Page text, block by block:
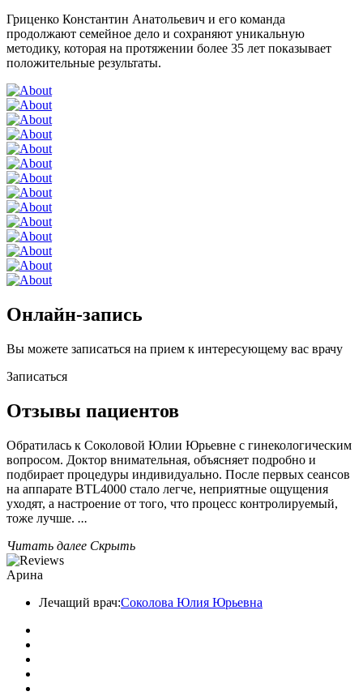
Гриценко Константин Анатольевич и его команда
продолжают семейное дело и сохраняют уникальную
методику, которая на протяжении более 35 лет показывает
положительные результаты.
Онлайн-запись
Вы можете записаться на прием к интересующему вас врачу
Записаться
Отзывы пациентов
Обратилась к Соколовой Юлии Юрьевне с гинекологическим
вопросом. Доктор внимательная, объясняет подробно и
подбирает процедуры индивидуально. После первых сеансов
на аппарате BTL4000 стало легче, неприятные ощущения
уходят, а настроение от того, что процесс контролируемый,
тоже лучше. ...
Читать далее Скрыть
Арина
Лечащий врач:Соколова Юлия Юрьевна